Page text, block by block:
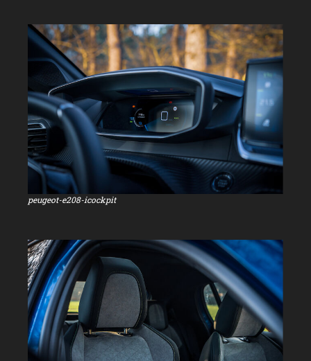
peugeot-e208-icockpit